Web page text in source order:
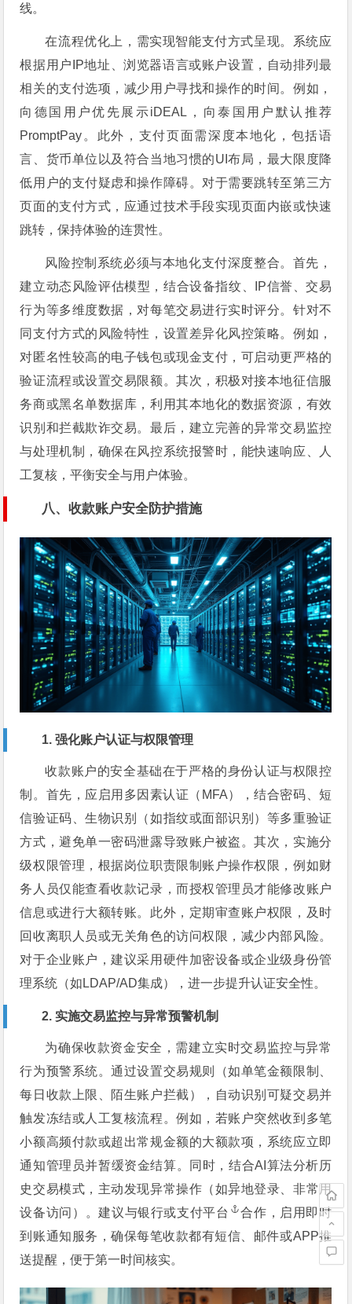
线。
在流程优化上，需实现智能支付方式呈现。系统应
根据用户IP地址、浏览器语言或账户设置，自动排列最
相关的支付选项，减少用户寻找和操作的时间。例如，
向德国用户优先展示iDEAL，向泰国用户默认推荐
PromptPay。此外，支付页面需深度本地化，包括语
言、货币单位以及符合当地习惯的UI布局，最大限度降
低用户的支付疑虑和操作障碍。对于需要跳转至第三方
页面的支付方式，应通过技术手段实现页面内嵌或快速
跳转，保持体验的连贯性。
风险控制系统必须与本地化支付深度整合。首先，
建立动态风险评估模型，结合设备指纹、IP信誉、交易
行为等多维度数据，对每笔交易进行实时评分。针对不
同支付方式的风险特性，设置差异化风控策略。例如，
对匿名性较高的电子钱包或现金支付，可启动更严格的
验证流程或设置交易限额。其次，积极对接本地征信服
务商或黑名单数据库，利用其本地化的数据资源，有效
识别和拦截欺诈交易。最后，建立完善的异常交易监控
与处理机制，确保在风控系统报警时，能快速响应、人
工复核，平衡安全与用户体验。
八、收款账户安全防护措施
1. 强化账户认证与权限管理
收款账户的安全基础在于严格的身份认证与权限控
制。首先，应启用多因素认证（MFA），结合密码、短
信验证码、生物识别（如指纹或面部识别）等多重验证
方式，避免单一密码泄露导致账户被盗。其次，实施分
级权限管理，根据岗位职责限制账户操作权限，例如财
务人员仅能查看收款记录，而授权管理员才能修改账户
信息或进行大额转账。此外，定期审查账户权限，及时
回收离职人员或无关角色的访问权限，减少内部风险。
对于企业账户，建议采用硬件加密设备或企业级身份管
理系统（如LDAP/AD集成），进一步提升认证安全性。
2. 实施交易监控与异常预警机制
为确保收款资金安全，需建立实时交易监控与异常
行为预警系统。通过设置交易规则（如单笔金额限制、
每日收款上限、陌生账户拦截），自动识别可疑交易并
触发冻结或人工复核流程。例如，若账户突然收到多笔
小额高频付款或超出常规金额的大额款项，系统应立即
通知管理员并暂缓资金结算。同时，结合AI算法分析历
史交易模式，主动发现异常操作（如异地登录、非常用
设备访问）。建议与银行或支付平台
合作，启用即时
到账通知服务，确保每笔收款都有短信、邮件或APP推
送提醒，便于第一时间核实。